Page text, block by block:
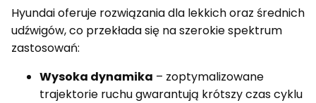
Hyundai oferuje rozwiązania dla lekkich oraz średnich
udźwigów, co przekłada się na szerokie spektrum
zastosowań:
Wysoka dynamika – zoptymalizowane
trajektorie ruchu gwarantują krótszy czas cyklu